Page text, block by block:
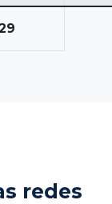
redes